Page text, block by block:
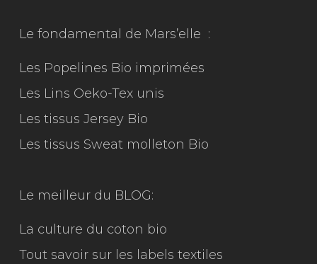
Le fondamental de Mars’elle :
Les Popelines Bio imprimées
Les Lins Oeko-Tex unis
Les tissus Jersey Bio
Les tissus Sweat molleton Bio
Le meilleur du BLOG:
La culture du coton bio
Tout savoir sur les labels textiles